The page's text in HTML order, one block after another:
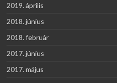
2019. április
2018. június
2018. február
2017. június
2017. május